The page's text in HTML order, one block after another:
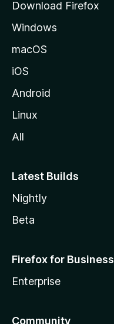
Download Firefox
Windows
macOS
iOS
Android
Linux
All
Latest Builds
Nightly
Beta
Firefox for Business
Enterprise
Community